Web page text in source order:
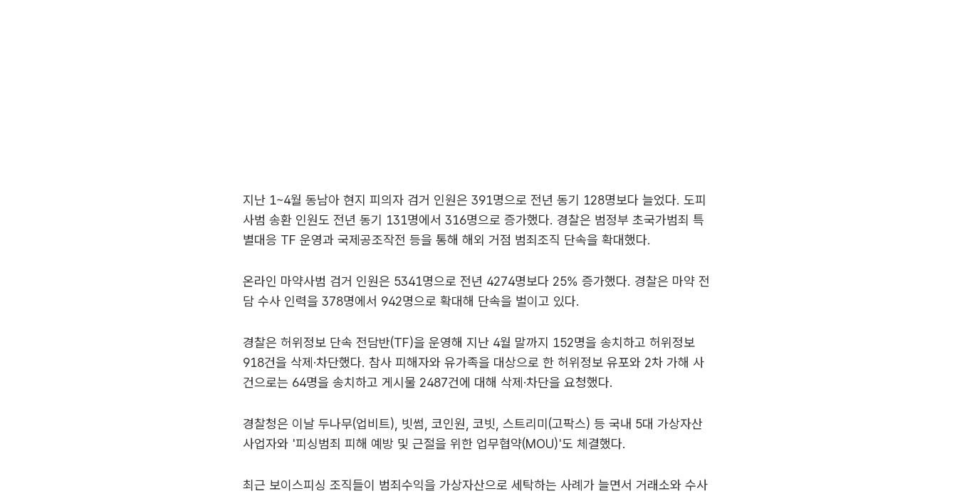
지난 1~4월 동남아 현지 피의자 검거 인원은 391명으로 전년 동기 128명보다 늘었다. 도피
사범 송환 인원도 전년 동기 131명에서 316명으로 증가했다. 경찰은 범정부 초국가범죄 특
별대응 TF 운영과 국제공조작전 등을 통해 해외 거점 범죄조직 단속을 확대했다.
온라인 마약사범 검거 인원은 5341명으로 전년 4274명보다 25% 증가했다. 경찰은 마약 전
담 수사 인력을 378명에서 942명으로 확대해 단속을 벌이고 있다.
경찰은 허위정보 단속 전담반(TF)을 운영해 지난 4월 말까지 152명을 송치하고 허위정보
918건을 삭제·차단했다. 참사 피해자와 유가족을 대상으로 한 허위정보 유포와 2차 가해 사
건으로는 64명을 송치하고 게시물 2487건에 대해 삭제·차단을 요청했다.
경찰청은 이날 두나무(업비트), 빗썸, 코인원, 코빗, 스트리미(고팍스) 등 국내 5대 가상자산
사업자와 '피싱범죄 피해 예방 및 근절을 위한 업무협약(MOU)'도 체결했다.
최근 보이스피싱 조직들이 범죄수익을 가상자산으로 세탁하는 사례가 늘면서 거래소와 수사